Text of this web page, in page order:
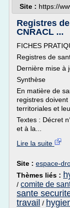
Site : https://
Registres
CNRACL ...
FICHES
Registres de
Dernière mise à
Synthèse
En matière de
registres
territoriales et
Textes : Décret
et à la...
Lire la suite
Site : espace-
Thèmes liés :
/ comite de
sante
travail /